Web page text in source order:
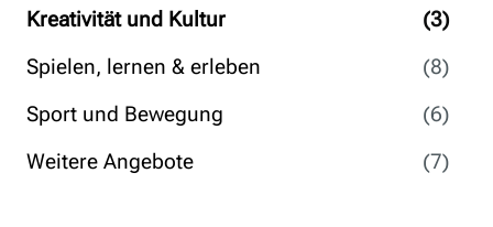
Kreativität und Kultur
(3)
Spielen, lernen & erleben
(8)
Sport und Bewegung
(6)
Weitere Angebote
(7)